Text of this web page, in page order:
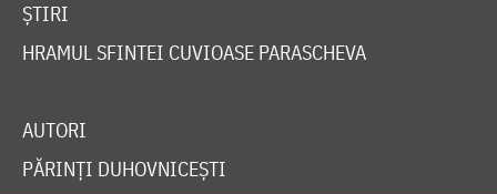
ȘTIRI
HRAMUL SFINTEI CUVIOASE PARASCHEVA
AUTORI
PĂRINȚI DUHOVNICEȘTI